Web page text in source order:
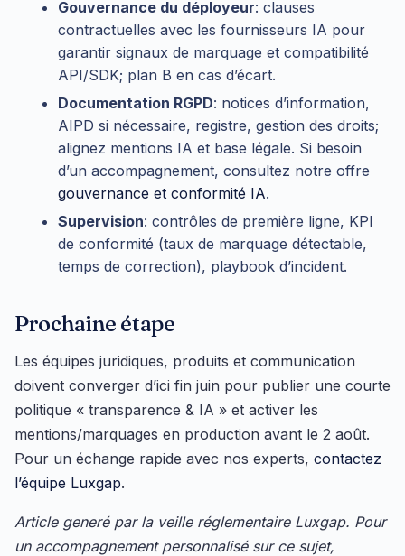
Gouvernance du déployeur: clauses
contractuelles avec les fournisseurs IA pour
garantir signaux de marquage et compatibilité
API/SDK; plan B en cas d’écart.
Documentation RGPD: notices d’information,
AIPD si nécessaire, registre, gestion des droits;
alignez mentions IA et base légale. Si besoin
d’un accompagnement, consultez notre offre
gouvernance et conformité IA.
Supervision: contrôles de première ligne, KPI
de conformité (taux de marquage détectable,
temps de correction), playbook d’incident.
Prochaine étape
Les équipes juridiques, produits et communication
doivent converger d’ici fin juin pour publier une courte
politique « transparence & IA » et activer les
mentions/marquages en production avant le 2 août.
Pour un échange rapide avec nos experts, contactez
l’équipe Luxgap.
Article generé par la veille réglementaire Luxgap. Pour
un accompagnement personnalisé sur ce sujet,